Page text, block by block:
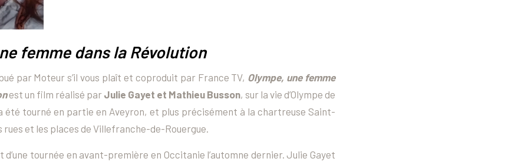
femme dans la Révolution
par Moteur s’il vous plaît et coproduit par France TV, Olympe, une femme
est un film réalisé par Julie Gayet et Mathieu Busson, sur la vie d’Olympe de
été tourné en partie en Aveyron, et plus précisément à la chartreuse Saint-
rues et les places de Villefranche-de-Rouergue.
d’une tournée en avant-première en Occitanie l’automne dernier. Julie Gayet